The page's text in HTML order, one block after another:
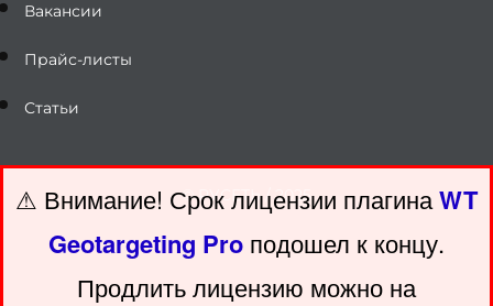
Вакансии
Прайс-листы
Статьи
© РУСЕТЬ / 2025
⚠ Внимание! ️Срок лицензии плагинаWT
Geotargeting Pro подошел к концу.
Продлить лицензию можно на